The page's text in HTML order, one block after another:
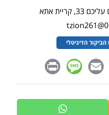
קריית אתא
הדיגיטלי
Facebook
Email
Message